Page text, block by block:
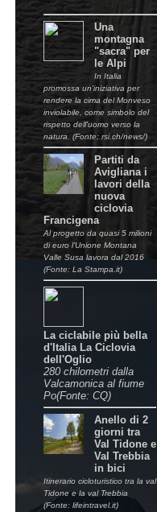
Una
montagna
"sacra" per
le Alpi
In Italia
promossa un'iniziativa per
rendere la cima del Monveso
inviolabile, come simbolo del
rispetto dell'uomo verso la
natura. (Fonte: rsi.ch/news/)
Partiti da
Avigliana i
lavori della
nuova
ciclovia
Francigena
Al progetto da quasi 5 milioni
di euro l’Unione Montana
Valle Susa lavora dal 2016
(Fonte: La Stampa.it)
La ciclabile più bella
d'Italia La Ciclovia
dell'Oglio
280 chilometri dalla
Valcamonica al fiume
Po(Fonte: CQ)
Anello di 2
giorni tra
Val Tidone e
Val Trebbia
in bici
Itinerario cicloturistico tra la val
Tidone e la val Trebbia
(Fonte: lifeintravel.it)